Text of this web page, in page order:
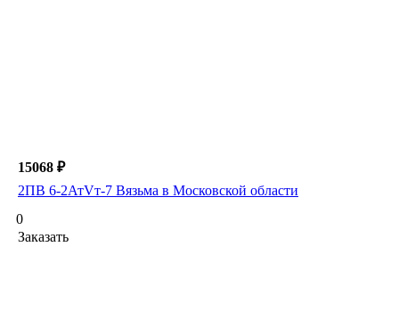
15068 ₽
2ПВ 6-2АтVт-7 Вязьма в Московской области
0
Заказать